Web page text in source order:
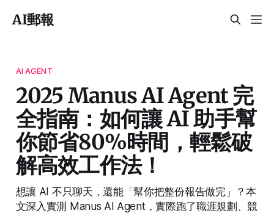
AI郵報
AI AGENT
2025 Manus AI Agent 完
全指南：如何讓 AI 助手幫
你節省80%時間，輕鬆破
解高效工作法！
想讓 AI 不只聊天，還能「幫你把整份報告做完」？本
文深入實測 Manus AI Agent，實際跑了職涯規劃、競